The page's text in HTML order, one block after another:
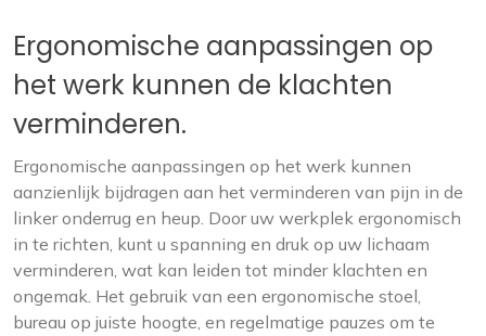
Ergonomische aanpassingen op
het werk kunnen de klachten
verminderen.
Ergonomische aanpassingen op het werk kunnen
aanzienlijk bijdragen aan het verminderen van pijn in de
linker onderrug en heup. Door uw werkplek ergonomisch
in te richten, kunt u spanning en druk op uw lichaam
verminderen, wat kan leiden tot minder klachten en
ongemak. Het gebruik van een ergonomische stoel,
bureau op juiste hoogte, en regelmatige pauzes om te